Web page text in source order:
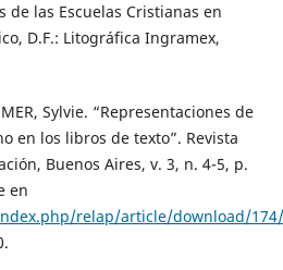
las Escuelas Cristianas en
D.F.: Litográfica Ingramex,
Sylvie. “Representaciones de
en los libros de texto”. Revista
Buenos Aires, v. 3, n. 4-5, p.
en
relap/article/download/